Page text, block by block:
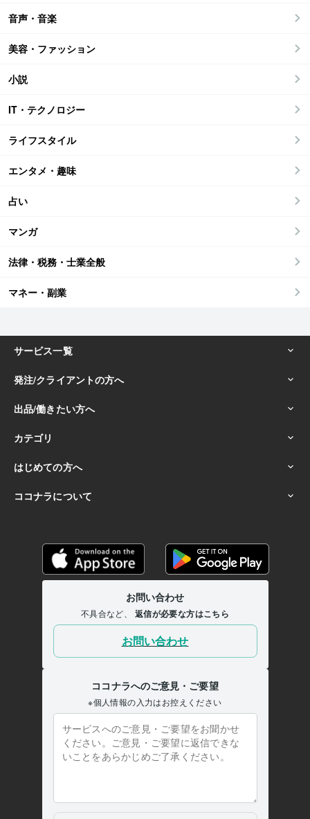
音声・音楽
美容・ファッション
小説
IT・テクノロジー
ライフスタイル
エンタメ・趣味
占い
マンガ
法律・税務・士業全般
マネー・副業